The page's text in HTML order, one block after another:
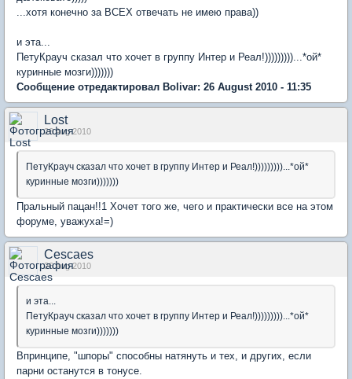
...хотя конечно за ВСЕХ отвечать не имею права))
и эта...
ПетуКрауч сказал что хочет в группу Интер и Реал!)))))))))...*ой*
куринные мозги)))))))
Сообщение отредактировал Bolivar: 26 August 2010 - 11:35
Lost
26 Aug 2010
ПетуКрауч сказал что хочет в группу Интер и Реал!)))))))))...*ой*
куринные мозги)))))))
Пральный пацан!!1 Хочет того же, чего и практически все на этом
форуме, уважуха!=)
Сescaes
26 Aug 2010
и эта...
ПетуКрауч сказал что хочет в группу Интер и Реал!)))))))))...*ой*
куринные мозги)))))))
Впринципе, "шпоры" способны натянуть и тех, и других, если
парни останутся в тонусе.